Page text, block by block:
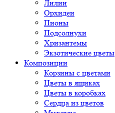
Лилии
Орхидеи
Пионы
Подсолнухи
Хризантемы
Экзотические цветы
Композиции
Корзины с цветами
Цветы в ящиках
Цветы в коробках
Сердца из цветов